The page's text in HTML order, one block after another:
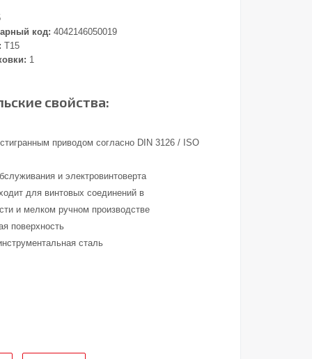
код: 4042146050019
T15
1
свойства:
приводом согласно DIN 3126 / ISO
и электровинтоверта
для винтовых соединений в
и мелком ручном производстве
поверхность
сталь